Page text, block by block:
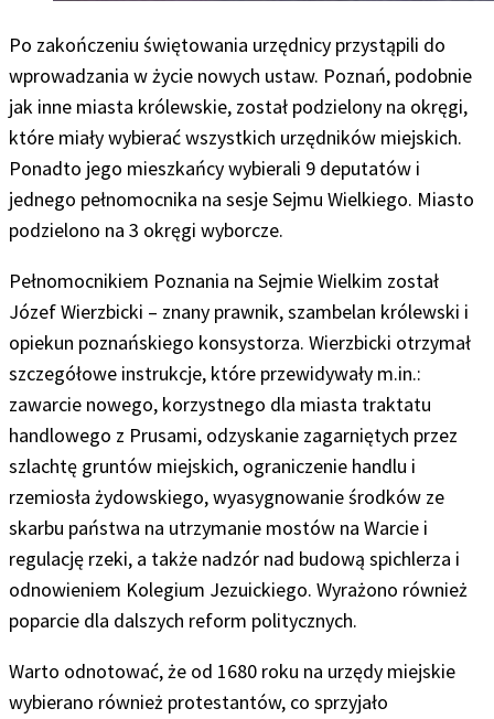
Po zakończeniu świętowania urzędnicy przystąpili do
wprowadzania w życie nowych ustaw. Poznań, podobnie
jak inne miasta królewskie, został podzielony na okręgi,
które miały wybierać wszystkich urzędników miejskich.
Ponadto jego mieszkańcy wybierali 9 deputatów i
jednego pełnomocnika na sesje Sejmu Wielkiego. Miasto
podzielono na 3 okręgi wyborcze.
Pełnomocnikiem Poznania na Sejmie Wielkim został
Józef Wierzbicki – znany prawnik, szambelan królewski i
opiekun poznańskiego konsystorza. Wierzbicki otrzymał
szczegółowe instrukcje, które przewidywały m.in.:
zawarcie nowego, korzystnego dla miasta traktatu
handlowego z Prusami, odzyskanie zagarniętych przez
szlachtę gruntów miejskich, ograniczenie handlu i
rzemiosła żydowskiego, wyasygnowanie środków ze
skarbu państwa na utrzymanie mostów na Warcie i
regulację rzeki, a także nadzór nad budową spichlerza i
odnowieniem Kolegium Jezuickiego. Wyrażono również
poparcie dla dalszych reform politycznych.
Warto odnotować, że od 1680 roku na urzędy miejskie
wybierano również protestantów, co sprzyjało